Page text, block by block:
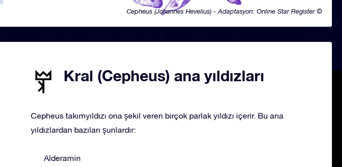
Cepheus (Johannes Hevelius) - Adaptasyon: Online Star Register ©
Kral (Cepheus) ana yıldızları
Cepheus takımyıldızı ona şekil veren birçok parlak yıldızı içerir. Bu ana
yıldızlardan bazıları şunlardır:
Alderamin